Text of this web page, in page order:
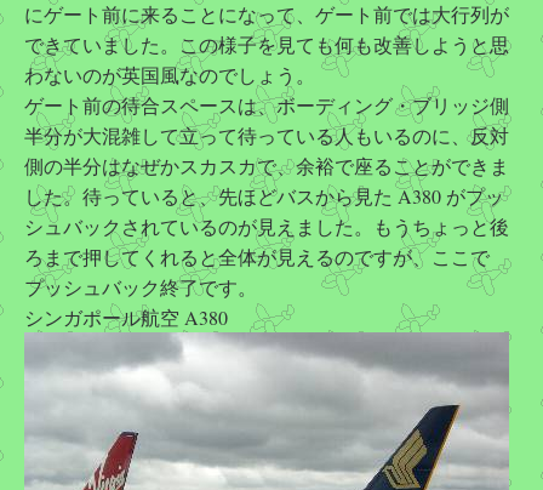
にゲート前に来ることになって、ゲート前では大行列が
できていました。この様子を見ても何も改善しようと思
わないのが英国風なのでしょう。
ゲート前の待合スペースは、ボーディング・ブリッジ側
半分が大混雑して立って待っている人もいるのに、反対
側の半分はなぜかスカスカで、余裕で座ることができま
した。待っていると、先ほどバスから見た A380 がプッ
シュバックされているのが見えました。もうちょっと後
ろまで押してくれると全体が見えるのですが、ここで
プッシュバック終了です。
シンガポール航空 A380